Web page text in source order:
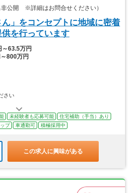
公開 ※詳細はお問合せください）
ん」をコンセプトに地域に密着
を行っています
～63.5万円
800万円
さい
未経験者も応募可能
住宅補助（手当）あり
プ 車通勤可 積極採用中
この求人に興味がある